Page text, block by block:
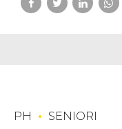
PH SENIORI